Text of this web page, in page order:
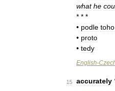
what he
* * *
• podle toho
• proto
• tedy
English-
15
accurately